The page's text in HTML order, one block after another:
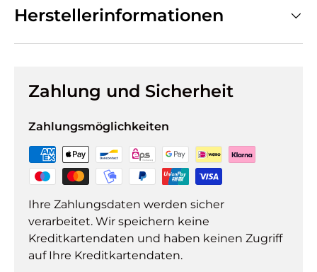
Herstellerinformationen
Zahlung und Sicherheit
Zahlungsmöglichkeiten
Ihre Zahlungsdaten werden sicher
verarbeitet. Wir speichern keine
Kreditkartendaten und haben keinen Zugriff
auf Ihre Kreditkartendaten.